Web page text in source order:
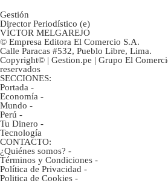
Gestión
Director Periodístico (e)
VÍCTOR MELGAREJO
© Empresa Editora El Comercio S.A.
Calle Paracas #532, Pueblo Libre, Lima.
Copyright© | Gestion.pe | Grupo El
reservados
SECCIONES:
Portada -
Economía -
Mundo -
Perú -
Tu Dinero -
Tecnología
CONTACTO:
¿Quiénes somos? -
Términos y Condiciones -
Política de Privacidad -
Politica de Cookies -